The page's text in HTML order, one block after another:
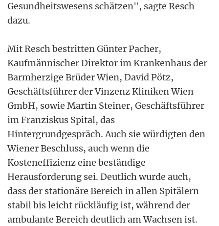
Gesundheitswesens schätzen", sagte Resch
dazu.
Mit Resch bestritten Günter Pacher,
Kaufmännischer Direktor im Krankenhaus der
Barmherzige Brüder Wien, David Pötz,
Geschäftsführer der Vinzenz Kliniken Wien
GmbH, sowie Martin Steiner, Geschäftsführer
im Franziskus Spital, das
Hintergrundgespräch. Auch sie würdigten den
Wiener Beschluss, auch wenn die
Kosteneffizienz eine beständige
Herausforderung sei. Deutlich wurde auch,
dass der stationäre Bereich in allen Spitälern
stabil bis leicht rückläufig ist, während der
ambulante Bereich deutlich am Wachsen ist.